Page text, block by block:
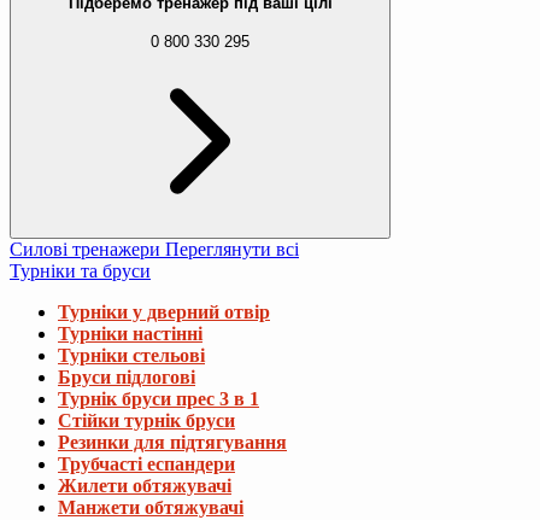
0 800 330 295
Силові тренажери Переглянути всі
Турніки та бруси
Турніки у дверний отвір
Турніки настінні
Турніки стельові
Бруси підлогові
Турнік бруси прес 3 в 1
Стійки турнік бруси
Резинки для підтягування
Трубчасті еспандери
Жилети обтяжувачі
Манжети обтяжувачі